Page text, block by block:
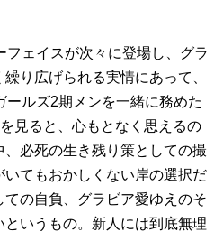
ェイスが次々に登場し、グラ
り広げられる実情にあって、
ールズ2期メンを一緒に務めた
見ると、心もとなく思えるの
必死の生き残り策としての撮
てもおかしくない岸の選択だ
の自負、グラビア愛ゆえのそ
いうもの。新人には到底無理